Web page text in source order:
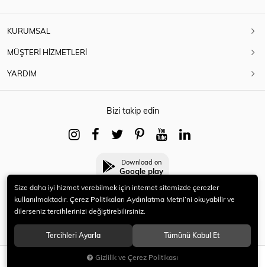
SEPETE EKLE
KURUMSAL
MÜŞTERİ HİZMETLERİ
YARDIM
Bizi takip edin
Download on
Google play
© 2021 HERYENİ. Tüm hakları saklıdır.
Size daha iyi hizmet verebilmek için internet sitemizde çerezler
kullanılmaktadır. Çerez Politikaları Aydınlatma Metni’ni okuyabilir ve
dilerseniz tercihlerinizi değiştirebilirsiniz.
Tercihleri Ayarla Tümünü Kabul Et
Gizlilik ve Çerez Politikası